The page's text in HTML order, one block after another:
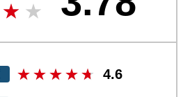
4.6